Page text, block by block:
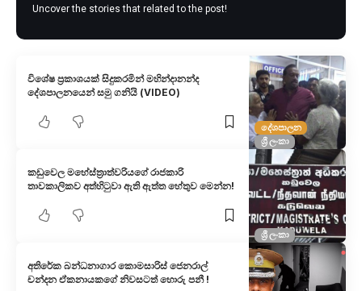
Uncover the stories that related to the post!
දේශපාලන
ශ්‍රී ලංකා
විශේෂ ප්‍රකාශයක් සිදුකරමින් මහින්දානන්ද
දේශපාලනයෙන් සමු ගනියි (VIDEO)
ශ්‍රී ලංකා
කඩුවෙල මහේස්ත්‍රාත්වරියගේ රාජකාරි
තාවකාලිකව අත්හිටුවා ඇති ඇත්ත හේතුව මෙන්න!
අතිරේක බන්ධනාගාර කොමසාරිස් ජෙනරාල්
චන්දන ඒකනායකගේ නිවසටත් හොරු පනී !